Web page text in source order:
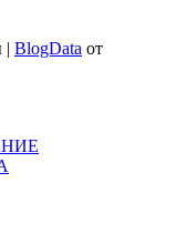
| BlogData от